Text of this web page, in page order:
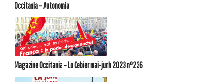
Occitania – Autonomia
Magazine Occitania – Lo Cebier mai-junh 2023 n°236